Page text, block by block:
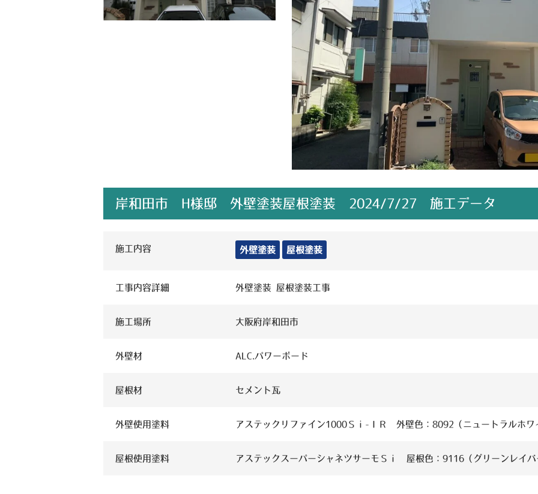
岸和田市 H様邸 外壁塗装屋根塗装 2024/7/27 施工データ
施工内容 外壁塗装 屋根塗装
工事内容詳細 外壁塗装 屋根塗装工事
施工場所 大阪府岸和田市
外壁材 ALC.パワーボード
屋根材 セメント瓦
外壁使用塗料 アステックリファイン1000Ｓｉ-ＩＲ 外壁色：8092（ニュートラルホワ
屋根使用塗料 アステックスーパーシャネツサーモＳｉ 屋根色：9116（グリーンレイバ